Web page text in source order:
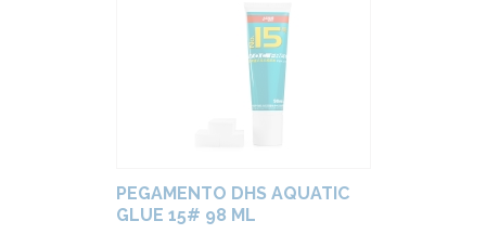
PEGAMENTO DHS AQUATIC
GLUE 15# 98 ML